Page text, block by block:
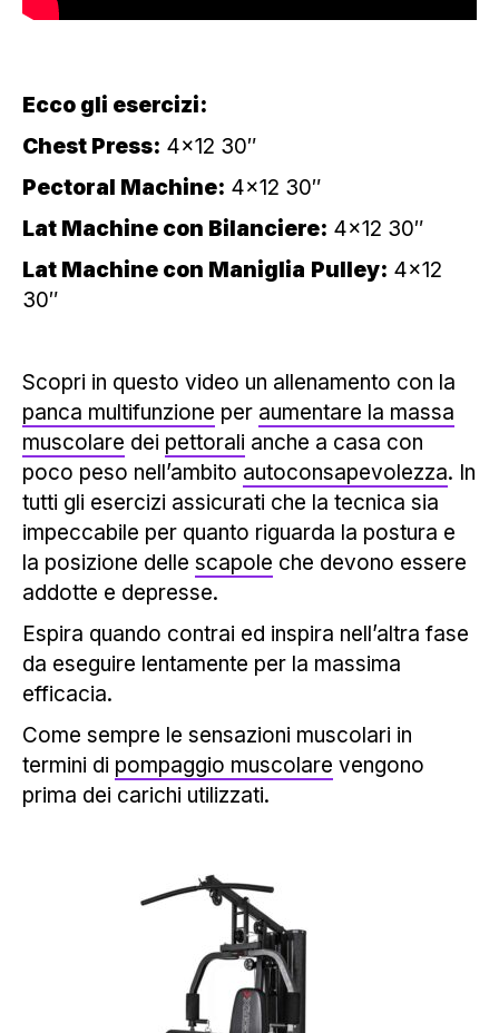
Ecco gli esercizi:
Chest Press: 4×12 30″
Pectoral Machine: 4×12 30″
Lat Machine con Bilanciere: 4×12 30″
Lat Machine con Maniglia Pulley: 4×12
30″
Scopri in questo video un allenamento con la
panca multifunzione per aumentare la massa
muscolare dei pettorali anche a casa con
poco peso nell’ambito autoconsapevolezza. In
tutti gli esercizi assicurati che la tecnica sia
impeccabile per quanto riguarda la postura e
la posizione delle scapole che devono essere
addotte e depresse.
Espira quando contrai ed inspira nell’altra fase
da eseguire lentamente per la massima
efficacia.
Come sempre le sensazioni muscolari in
termini di pompaggio muscolare vengono
prima dei carichi utilizzati.